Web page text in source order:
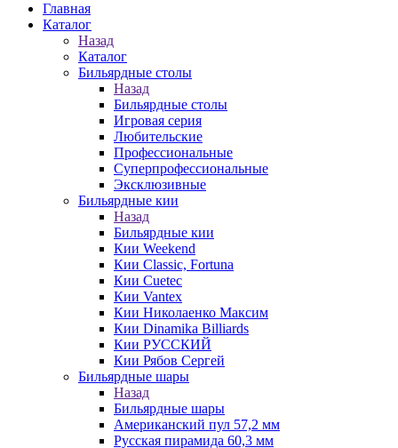
Главная
Каталог
Назад
Каталог
Бильярдные столы
Назад
Бильярдные столы
Игровая серия
Любительские
Профессиональные
Суперпрофессиональные
Эксклюзивные
Бильярдные кии
Назад
Бильярдные кии
Кии Weekend
Кии Classic, Fortuna
Кии Cuetec
Кии Vantex
Кии Николаенко Максим
Кии Dinamika Billiards
Кии РУССКИЙ
Кии Рябов Сергей
Бильярдные шары
Назад
Бильярдные шары
Американский пул 57,2 мм
Русская пирамида 60,3 мм